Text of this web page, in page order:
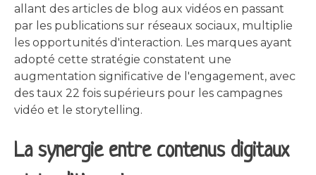
allant des articles de blog aux vidéos en passant
par les publications sur réseaux sociaux, multiplie
les opportunités d'interaction. Les marques ayant
adopté cette stratégie constatent une
augmentation significative de l'engagement, avec
des taux 22 fois supérieurs pour les campagnes
vidéo et le storytelling.
La synergie entre contenus digitaux